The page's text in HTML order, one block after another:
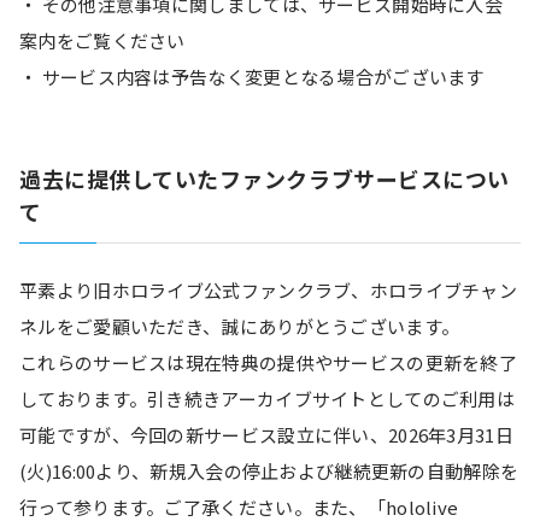
案内をご覧ください
・ サービス内容は予告なく変更となる場合がございます
過去に提供していたファンクラブサービスについ
て
平素より旧ホロライブ公式ファンクラブ、ホロライブチャン
ネルをご愛顧いただき、誠にありがとうございます。
これらのサービスは現在特典の提供やサービスの更新を終了
しております。引き続きアーカイブサイトとしてのご利用は
可能ですが、今回の新サービス設立に伴い、2026年3月31日
(火)16:00より、新規入会の停止および継続更新の自動解除を
行って参ります。ご了承ください。また、「hololive